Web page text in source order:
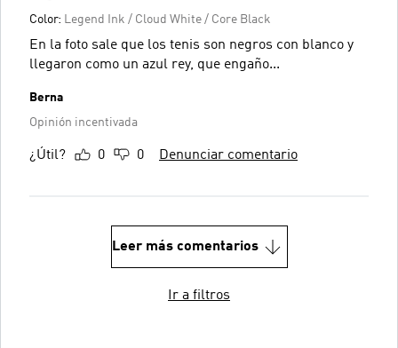
Color: Legend Ink / Cloud White / Core Black
En la foto sale que los tenis son negros con blanco y
llegaron como un azul rey, que engaño...
Berna
Opinión incentivada
¿Útil? 0 0 Denunciar comentario
Leer más comentarios
Ir a filtros